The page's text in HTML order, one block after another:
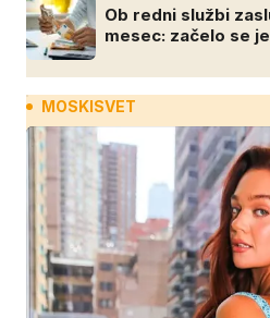
Ob redni službi
mesec: začelo se
MOSKISVET